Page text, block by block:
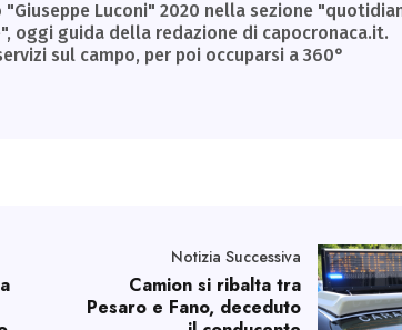
Luconi" 2020 nella sezione
oggi guida della redazione di capocronaca.it.
sul campo, per poi occuparsi a 360°
Notizia Successiva
Camion si ribalta tra
Pesaro e Fano, deceduto